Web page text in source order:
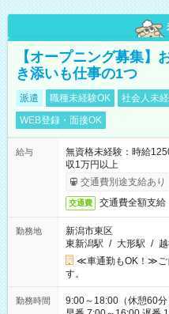
【オープニング募集】
き添いも仕事の1つ
派遣 職種未経験OK 社会人未
WEB登録・面接OK
給与
無資格未経験：時給
収1万円以上
交通費別途支給あり
交通費 交通費全額支給
勤務地
新潟市東区
東新潟駅 / 大形駅 /
≪車通勤もOK！≫ご
す。
勤務時間
9:00～18:00（休憩60分） ■ご希望があれば下記シフトも